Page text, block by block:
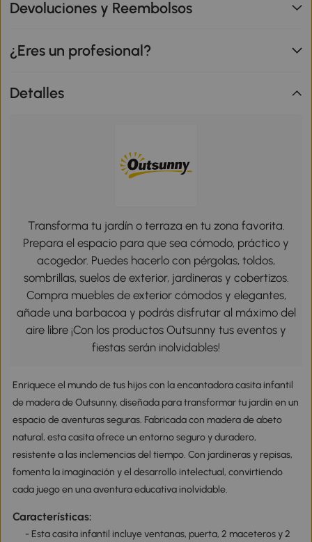
Devoluciones y Reembolsos
¿Eres un profesional?
Detalles
Transforma tu jardín o terraza en tu zona favorita.
Prepara el espacio para que sea cómodo, práctico y
acogedor. Puedes hacerlo con pérgolas, toldos,
sombrillas, suelos de exterior, jardineras y cobertizos.
Compra muebles de exterior cómodos y elegantes,
añade una barbacoa y podrás disfrutar al máximo del
aire libre ¡Con los productos Outsunny tus eventos y
fiestas serán inolvidables!
Enriquece el mundo de tus hijos con la encantadora casita infantil
de madera de Outsunny, diseñada para transformar tu jardín en un
espacio de aventuras seguras. Fabricada con madera de abeto
natural, esta casita ofrece un entorno seguro y duradero,
resistente a las inclemencias del tiempo. Con jardineras y repisas,
fomenta la imaginación y el desarrollo intelectual, convirtiendo
cada juego en una aventura educativa inolvidable.
Características:
- Esta casita infantil incluye ventanas, puerta, 2 maceteros y 2